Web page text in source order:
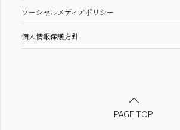
ソーシャルメディアポリシー
個人情報保護方針
PAGE TOP